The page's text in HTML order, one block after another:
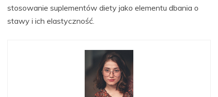
stosowanie suplementów diety jako elementu dbania o
stawy i ich elastyczność.